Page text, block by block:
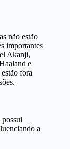
não estão
importantes
Akanji,
e
fora
a